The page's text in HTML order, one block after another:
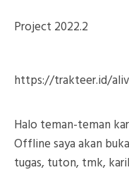
Project 2022.2
https://trakteer.id/
Halo teman-teman
Offline saya akan
tugas, tuton, tmk,